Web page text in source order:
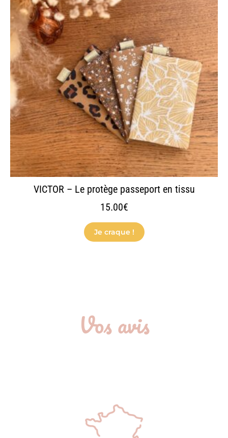
VICTOR – Le protège passeport en tissu
15.00€
Je craque !
plusieurs
variations.
Les
options
peuvent
être
choisies
sur
la
page
du
produit
Vos avis